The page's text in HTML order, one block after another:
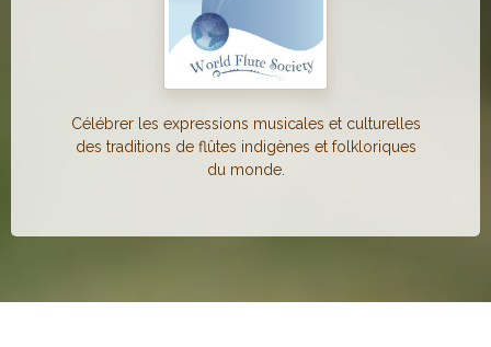
Célébrer les expressions musicales et culturelles
des traditions de flûtes indigènes et folkloriques
du monde.